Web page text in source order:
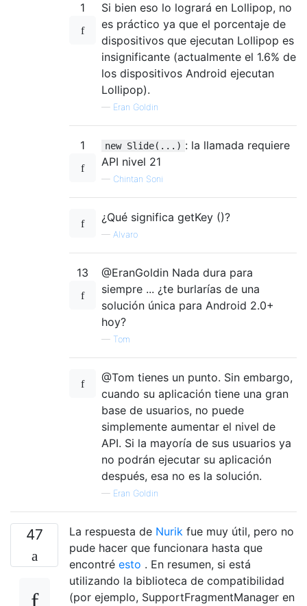
1
Si bien eso lo logrará en Lollipop, no
es práctico ya que el porcentaje de
dispositivos que ejecutan Lollipop es
insignificante (actualmente el 1.6% de
los dispositivos Android ejecutan
Lollipop).
— Eran Goldin
1 new Slide(...) : la llamada requiere
API nivel 21
— Chintan Soni
¿Qué significa getKey ()?
— Alvaro
13
@EranGoldin Nada dura para
siempre ... ¿te burlarías de una
solución única para Android 2.0+
hoy?
— Tom
@Tom tienes un punto. Sin embargo,
cuando su aplicación tiene una gran
base de usuarios, no puede
simplemente aumentar el nivel de
API. Si la mayoría de sus usuarios ya
no podrán ejecutar su aplicación
después, esa no es la solución.
— Eran Goldin
47 La respuesta de Nurik fue muy útil, pero no
pude hacer que funcionara hasta que
encontré esto . En resumen, si está
utilizando la biblioteca de compatibilidad
(por ejemplo, SupportFragmentManager en